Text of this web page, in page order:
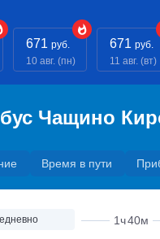
671 руб.
10 авг. (пн)
671 руб.
11 авг. (вт)
Чащино
Время в пути
1ч40м